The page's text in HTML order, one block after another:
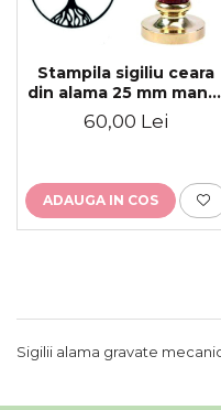
Stampila sigiliu ceara
din alama 25 mm maner
lemn personalizat
60,00 Lei
ADAUGA IN COS
Sigilii alama gravate